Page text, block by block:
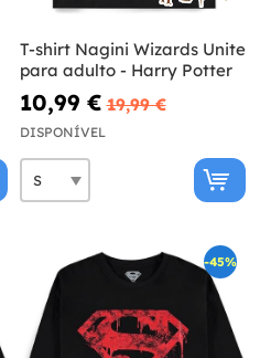
T-shirt Nagini Wizards Unite
para adulto - Harry Potter
10,99 € 19,99 €
DISPONÍVEL
-45%